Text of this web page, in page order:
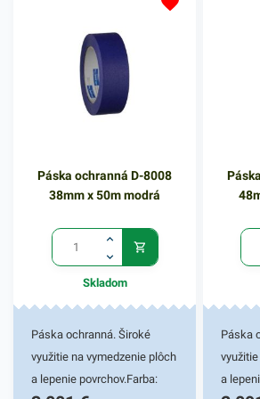
a
želaný
Páska ochranná D-8008
38mm x 50m modrá
Skladom
Páska ochranná. Široké
využitie na vymedzenie plôch
a lepenie povrchov.Farba:
Páska
a